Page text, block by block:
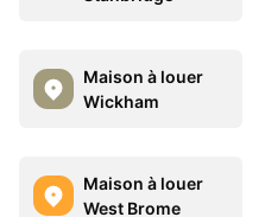
Maison à louer
Wickham
Maison à louer
West Brome